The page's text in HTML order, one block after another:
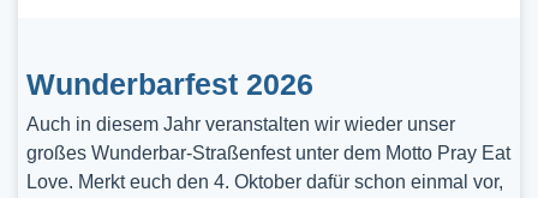
Wunderbarfest 2026
Auch in diesem Jahr veranstalten wir wieder unser
großes Wunderbar-Straßenfest unter dem Motto Pray Eat
Love. Merkt euch den 4. Oktober dafür schon einmal vor,